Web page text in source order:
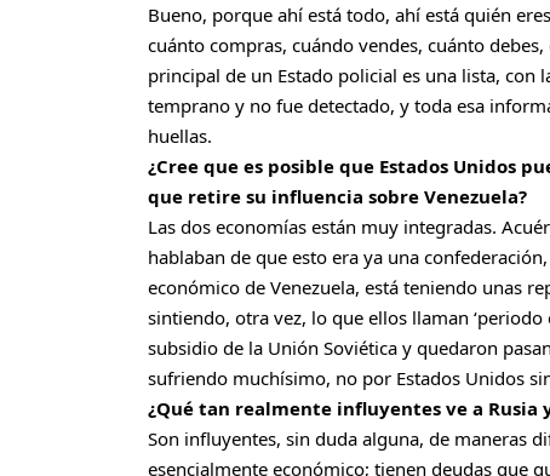
Bueno, porque ahí está todo, ahí está quién
cuánto compras, cuándo vendes, cuánto
principal de un Estado policial es una lista,
temprano y no fue detectado, y toda esa
huellas.
¿Cree que es posible que Estados Unidos
que retire su influencia sobre Venezuela?
Las dos economías están muy integradas.
hablaban de que esto era ya una
económico de Venezuela, está teniendo unas
sintiendo, otra vez, lo que ellos llaman
subsidio de la Unión Soviética y quedaron
sufriendo muchísimo, no por Estados Unidos
¿Qué tan realmente influyentes ve a Rusia
Son influyentes, sin duda alguna, de maneras
esencialmente económico; tienen deudas que